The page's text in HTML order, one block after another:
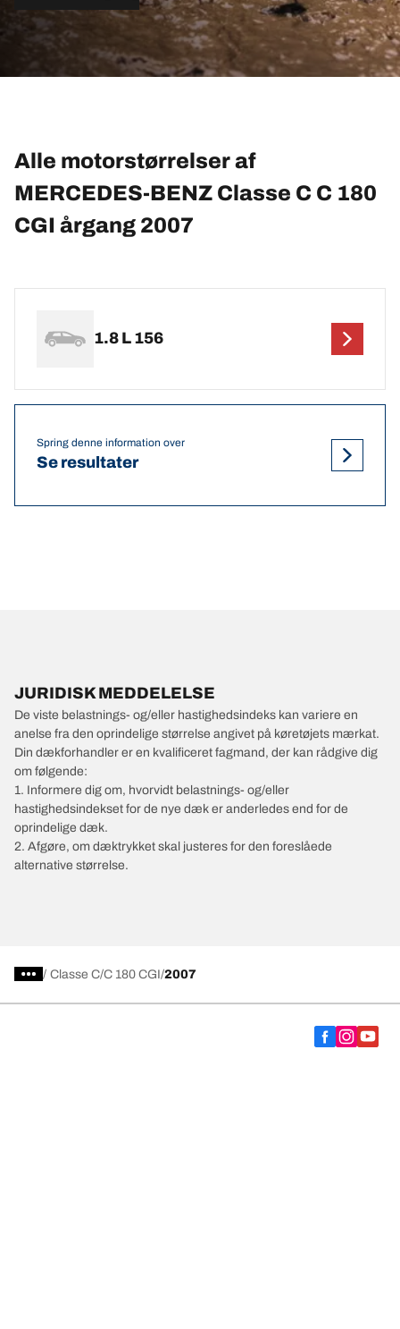
Alle motorstørrelser af
MERCEDES-BENZ Classe C C 180
CGI årgang 2007
1.8 L 156
Spring denne information over
Se resultater
JURIDISK MEDDELELSE
De viste belastnings- og/eller hastighedsindeks kan variere en
anelse fra den oprindelige størrelse angivet på køretøjets mærkat.
Din dækforhandler er en kvalificeret fagmand, der kan rådgive dig
om følgende:
1. Informere dig om, hvorvidt belastnings- og/eller
hastighedsindekset for de nye dæk er anderledes end for de
oprindelige dæk.
2. Afgøre, om dæktrykket skal justeres for den foreslåede
alternative størrelse.
/ Classe C C 180 CGI 2007